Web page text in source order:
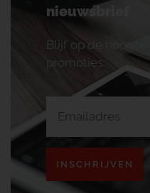
nieuwsbrief
Blijf op de hoogte
promoties.
INSCHRIJVEN